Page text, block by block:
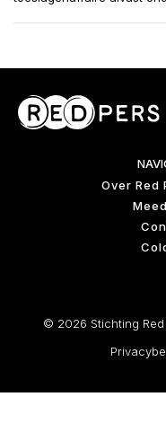
Over Red
© 2026 Stichting